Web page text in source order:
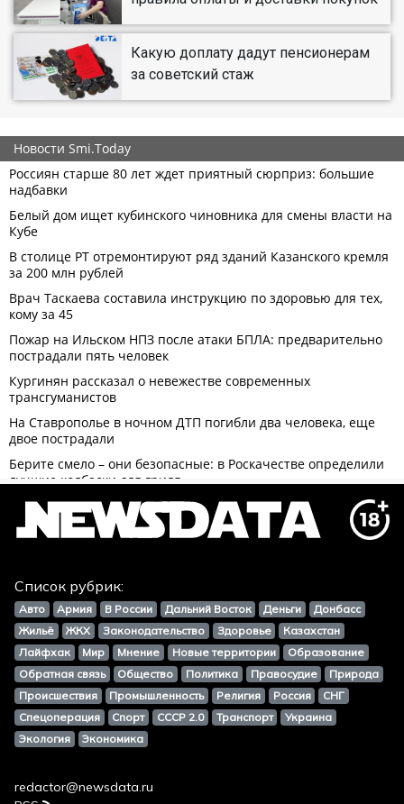
Какую доплату дадут пенсионерам
за советский стаж
Список рубрик:
Авто Армия В России Дальний Восток Деньги
Донбасс
Жильё
ЖКХ Законодательство Здоровье
Казахстан
Лайфхак
Мир Мнение Новые территории
Образование
Обратная связь
Общество Политика Правосудие
Природа
Происшествия
Промышленность Религия Россия
СНГ
Спецоперация
Спорт СССР 2.0 Транспорт
Украина
Экология
Экономика
redactor@newsdata.ru